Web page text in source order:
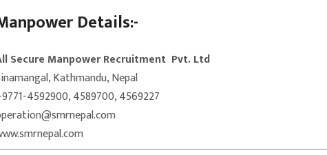
Details:-
Secure Manpower Recruitment Pvt. Ltd
Kathmandu, Nepal
4592900, 4589700, 4569227